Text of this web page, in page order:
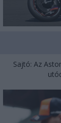
Sajtó: Az